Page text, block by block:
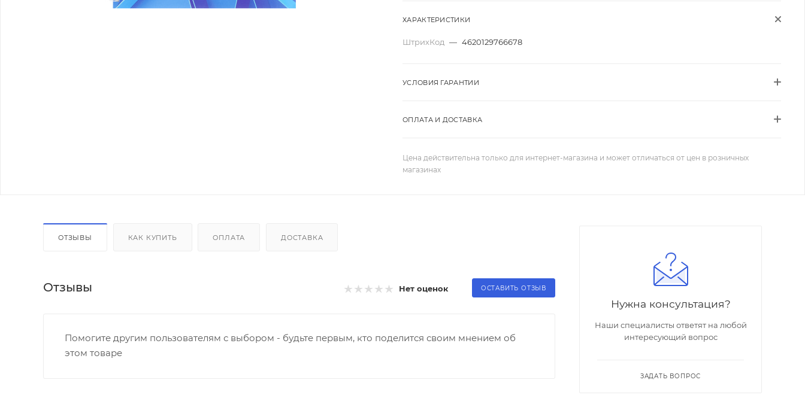
ХАРАКТЕРИСТИКИ
ШтрихКод — 4620129766678
УСЛОВИЯ ГАРАНТИИ
ОПЛАТА И ДОСТАВКА
Цена действительна только для интернет-магазина и может отличаться от цен в розничных
магазинах
ОТЗЫВЫ КАК КУПИТЬ ОПЛАТА ДОСТАВКА
Отзывы Нет оценок ОСТАВИТЬ ОТЗЫВ
Помогите другим пользователям с выбором - будьте первым, кто поделится своим мнением об
этом товаре
Нужна консультация?
Наши специалисты ответят на любой
интересующий вопрос
ЗАДАТЬ ВОПРОС